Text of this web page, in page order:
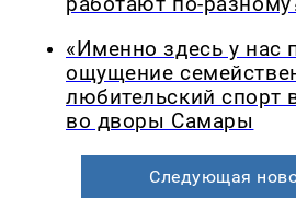
«Именно здесь у нас
ощущение
любительский спорт
во дворы Самары
Следующая